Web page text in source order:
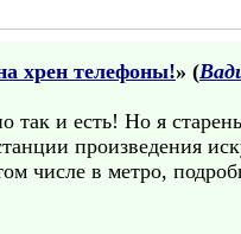
хрен телефоны!» (
так и есть! Но я
произведения
числе в метро,